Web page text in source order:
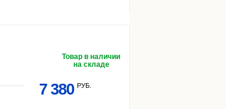
Товар в наличии
на складе
7 380 РУБ.